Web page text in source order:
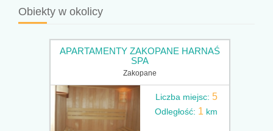
Obiekty w okolicy
APARTAMENTY ZAKOPANE HARNAŚ
SPA
Zakopane
Liczba miejsc: 5
Odległość: 1 km